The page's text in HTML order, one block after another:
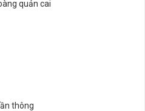
quản cai
thông